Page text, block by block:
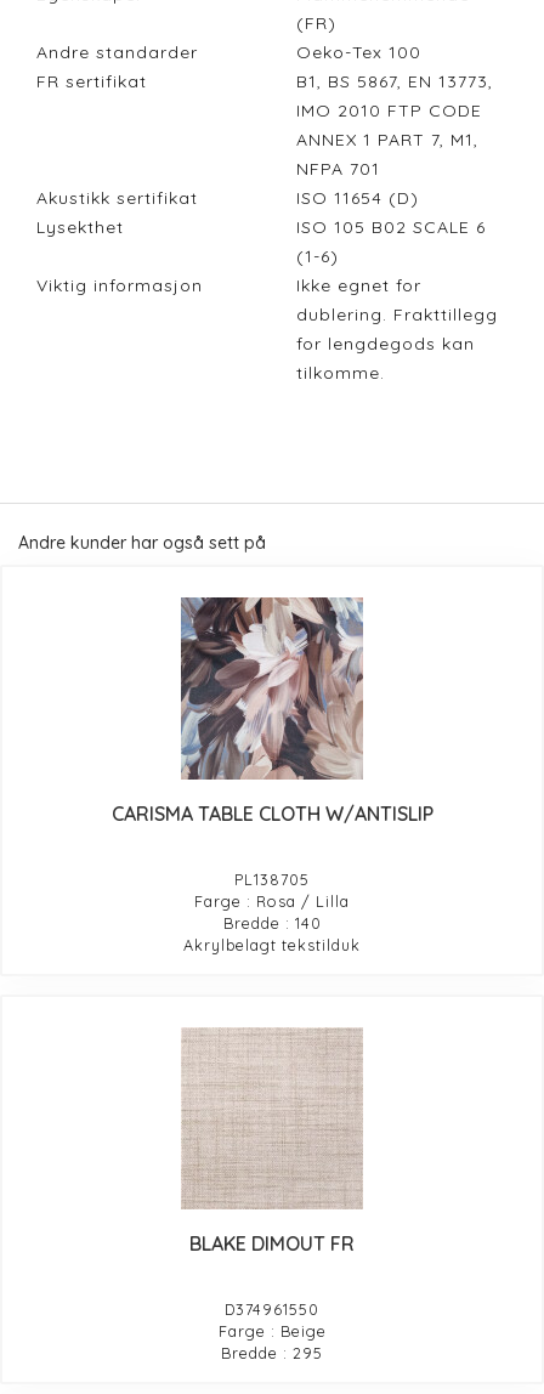
(FR)
Andre standarder
Oeko-Tex 100
FR sertifikat
B1, BS 5867, EN 13773,
IMO 2010 FTP CODE
ANNEX 1 PART 7, M1,
NFPA 701
Akustikk sertifikat
ISO 11654 (D)
Lysekthet
ISO 105 B02 SCALE 6
(1-6)
Viktig informasjon
Ikke egnet for
dublering. Frakttillegg
for lengdegods kan
tilkomme.
Andre kunder har også sett på
CARISMA TABLE CLOTH W/ANTISLIP
PL138705
Farge : Rosa / Lilla
Bredde : 140
Akrylbelagt tekstilduk
BLAKE DIMOUT FR
D374961550
Farge : Beige
Bredde : 295